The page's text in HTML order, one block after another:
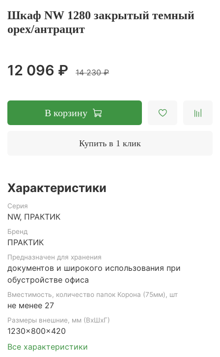
Шкаф NW 1280 закрытый темный
орех/антрацит
12 096 ₽ 14 230 ₽
В корзину
Купить в 1 клик
Характеристики
Серия
NW, ПРАКТИК
Бренд
ПРАКТИК
Предназначен для хранения
документов и широкого использования при
обустройстве офиса
Вместимость, количество папок Корона (75мм), шт
не менее 27
Размеры внешние, мм (ВхШхГ)
1230x800x420
Все характеристики